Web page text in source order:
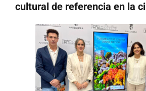
cultural de referencia en la